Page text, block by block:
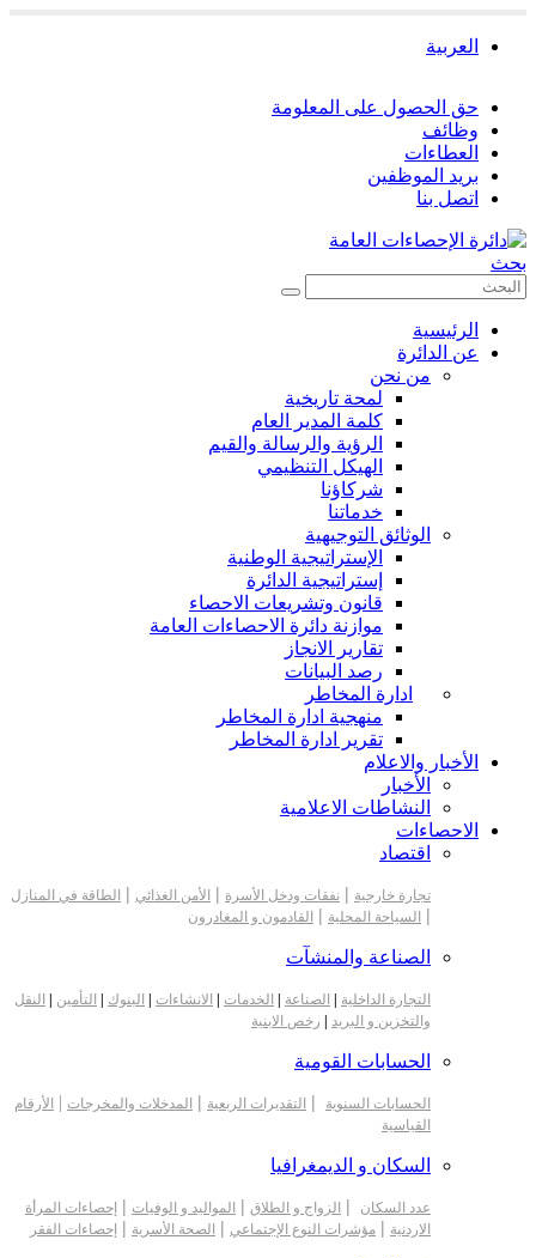
العربية
حق الحصول على المعلومة
وظائف
العطاءات
بريد الموظفين
اتصل بنا
بحث
الرئيسية
عن الدائرة
من نحن
لمحة تاريخية
كلمة المدير العام
الرؤية والرسالة والقيم
الهيكل التنظيمي
شركاؤنا
خدماتنا
الوثائق التوجيهية
الإستراتيجية الوطنية
إستراتيجية الدائرة
قانون وتشريعات الاحصاء
موازنة دائرة الاحصاءات العامة
تقارير الانجاز
رصد البيانات
ادارة المخاطر
منهجية ادارة المخاطر
تقرير ادارة المخاطر
الأخبار والاعلام
الأخبار
النشاطات الاعلامية
الاحصاءات
اقتصاد
تجارة خارجية | نفقات ودخل الأسرة | الأمن الغذائي | الطاقة في المنازل
| السياحة المحلية | القادمون و المغادرون
الصناعة والمنشآت
التجارة الداخلية الصناعة الخدمات الانشاءات البنوك التأمين
النقل
والتخزين و البريد
رخص الابنية
الحسابات القومية
الحسابات السنوية | التقديرات الربعية | المدخلات والمخرجات |
الأرقام
القياسية
السكان و الديمغرافيا
عدد السكان | الزواج و الطلاق | المواليد و الوفيات | إحصاءات المرأة
الاردنية | مؤشرات النوع الإجتماعي | الصحة الأسرية | إحصاءات الفقر